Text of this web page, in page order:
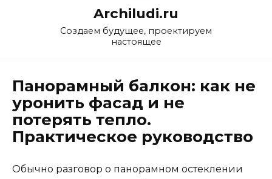
Archiludi.ru
Создаем будущее, проектируем
настоящее
Панорамный балкон: как не
уронить фасад и не
потерять тепло.
Практическое руководство
Обычно разговор о панорамном остеклении